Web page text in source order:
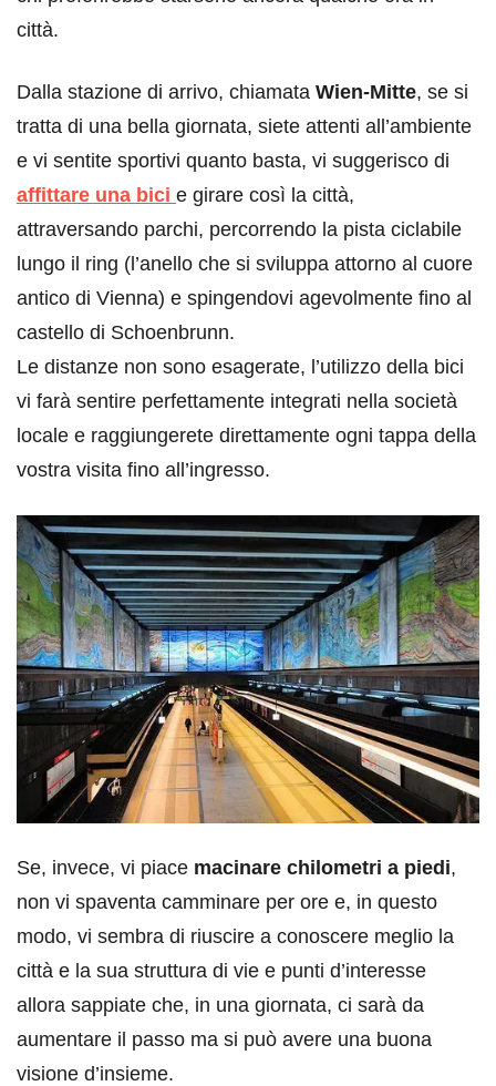
città.
Dalla stazione di arrivo, chiamata Wien-Mitte, se si
tratta di una bella giornata, siete attenti all’ambiente
e vi sentite sportivi quanto basta, vi suggerisco di
affittare una bici e girare così la città,
attraversando parchi, percorrendo la pista ciclabile
lungo il ring (l’anello che si sviluppa attorno al cuore
antico di Vienna) e spingendovi agevolmente fino al
castello di Schoenbrunn.
Le distanze non sono esagerate, l’utilizzo della bici
vi farà sentire perfettamente integrati nella società
locale e raggiungerete direttamente ogni tappa della
vostra visita fino all’ingresso.
Se, invece, vi piace macinare chilometri a piedi,
non vi spaventa camminare per ore e, in questo
modo, vi sembra di riuscire a conoscere meglio la
città e la sua struttura di vie e punti d’interesse
allora sappiate che, in una giornata, ci sarà da
aumentare il passo ma si può avere una buona
visione d’insieme.